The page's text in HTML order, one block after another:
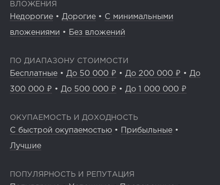
ВЛОЖЕНИЯ
Недорогие • Дорогие • С минимальными
вложениями • Без вложений
ПО ДИАПАЗОНУ СТОИМОСТИ
Бесплатные • До 50 000 ₽ • До 200 000 ₽ • До
300 000 ₽ • До 500 000 ₽ • До 1 000 000 ₽
ОКУПАЕМОСТЬ И ДОХОДНОСТЬ
С быстрой окупаемостью • Прибыльные •
Лучшие
ПОПУЛЯРНОСТЬ И РЕПУТАЦИЯ